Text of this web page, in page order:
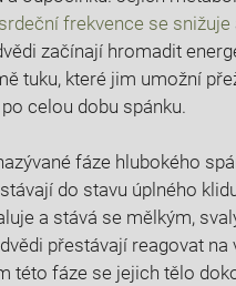
srdeční frekvence se snižuje
začínají hromadit
tuku, které jim ‌umožní
‌celou dobu spánku.
fáze hlubokého
do stavu úplného
a stává se mělkým,
přestávají reagovat na
této fáze se jejich tělo